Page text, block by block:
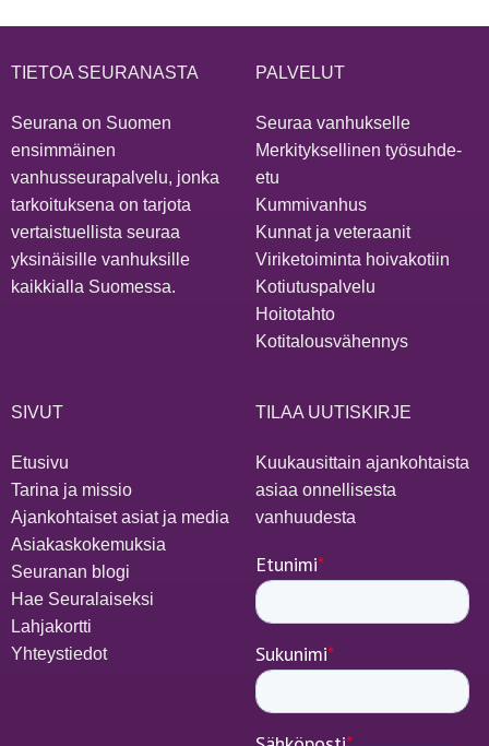
TIETOA SEURANASTA
Seurana on Suomen
ensimmäinen
vanhusseurapalvelu, jonka
tarkoituksena on tarjota
vertaistuellista seuraa
yksinäisille vanhuksille
kaikkialla Suomessa.
PALVELUT
Seuraa vanhukselle
Merkityksellinen työsuhde-
etu
Kummivanhus
Kunnat ja veteraanit
Viriketoiminta hoivakotiin
Kotiutuspalvelu
Hoitotahto
Kotitalousvähennys
SIVUT
Etusivu
Tarina ja missio
Ajankohtaiset asiat ja media
Asiakaskokemuksia
Seuranan blogi
Hae Seuralaiseksi
Lahjakortti
Yhteystiedot
TILAA UUTISKIRJE
Kuukausittain ajankohtaista
asiaa onnellisesta
vanhuudesta